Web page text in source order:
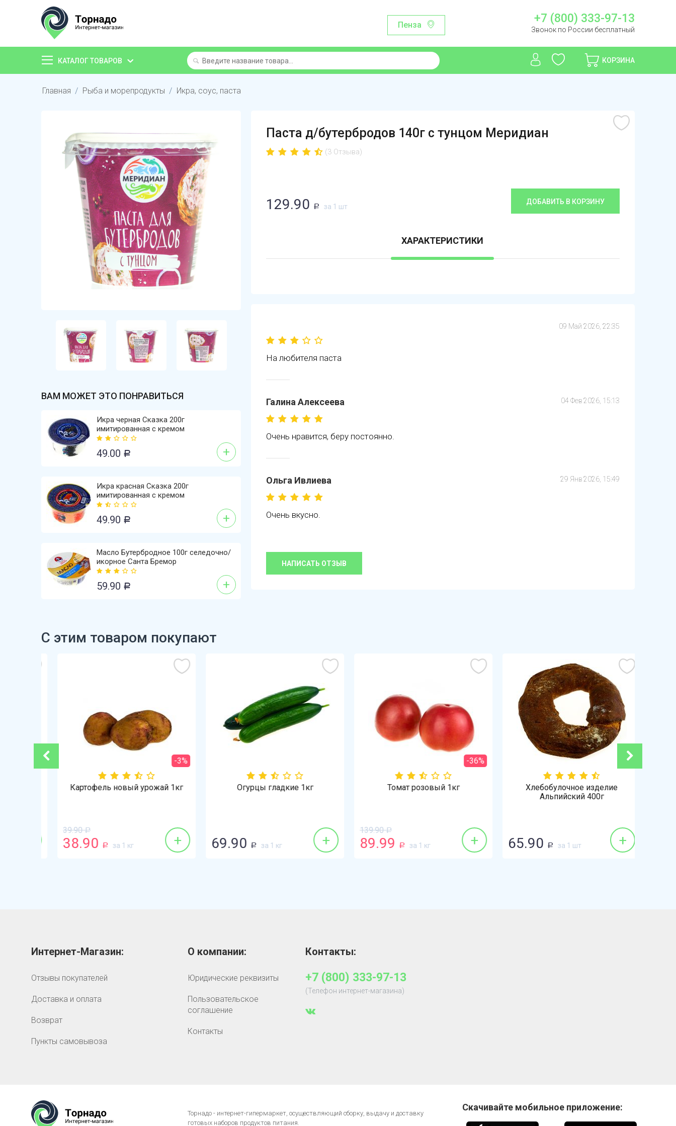
Пенза +7 (800) 333-97-13
Звонок по России бесплатный
КАТАЛОГ ТОВАРОВ КОРЗИНА
Главная / Рыба и морепродукты / Икра, соус, паста
ВАМ МОЖЕТ ЭТО ПОНРАВИТЬСЯ
Икра черная Сказка 200г
имитированная с кремом
49.00 Р +
Икра красная Сказка 200г
имитированная с кремом
49.90 Р +
Масло Бутербродное 100г селедочно/
икорное Санта Бремор
59.90 Р +
Паста д/бутербродов 140г с тунцом Меридиан
(3 Отзыва)
129.90 Р за 1 шт
ДОБАВИТЬ В КОРЗИНУ
ХАРАКТЕРИСТИКИ
09 Май 2026, 22:35
На любителя паста
Галина Алексеева 04 Фев 2026, 15:13
Очень нравится, беру постоянно.
Ольга Ивлиева 29 Янв 2026, 15:49
Очень вкусно.
НАПИСАТЬ ОТЗЫВ
С этим товаром покупают
-3%
Картофель новый урожай 1кг
39.90 Р
38.90 Р за 1 кг +
Огурцы гладкие 1кг
69.90 Р за 1 кг +
-36%
Томат розовый 1кг
139.90 Р
89.99 Р за 1 кг +
Хлебобулочное изделие
Альпийский 400г
65.90 Р за 1 шт +
Интернет-Магазин:
Отзывы покупателей
Доставка и оплата
Возврат
Пункты самовывоза
О компании:
Юридические реквизиты
Пользовательское
соглашение
Контакты
Контакты:
+7 (800) 333-97-13
(Телефон интернет-магазина)
Торнадо - интернет-гипермаркет, осуществляющий сборку, выдачу и доставку
готовых наборов продуктов питания.
Скачивайте мобильное приложение: